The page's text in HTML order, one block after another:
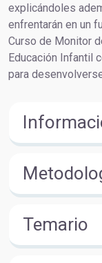
explicándoles
enfrentarán en un
Curso de Monitor
Educación Infantil
para
Temario